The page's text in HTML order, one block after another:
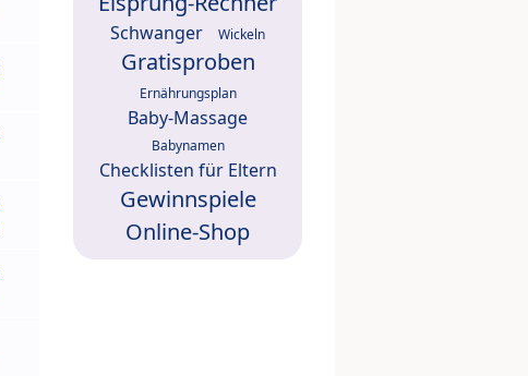
Schwanger Wickeln
Gratisproben
Ernährungsplan
Baby-Massage
Babynamen
Checklisten für Eltern
Gewinnspiele
Online-Shop